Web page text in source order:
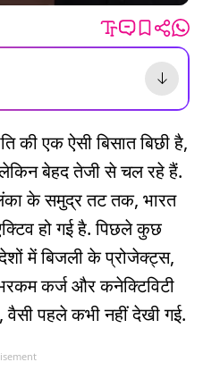
की एक ऐसी बिसात बिछी है,
बेहद तेजी से चल रहे हैं.
के समुद्र तट तक, भारत
हो गई है. पिछले कुछ
में बिजली के प्रोजेक्ट्स,
कर्ज और कनेक्टिविटी
वैसी पहले कभी नहीं देखी गई.